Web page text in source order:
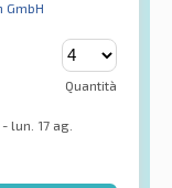
GmbH
Quantità
lun. 17 ag.